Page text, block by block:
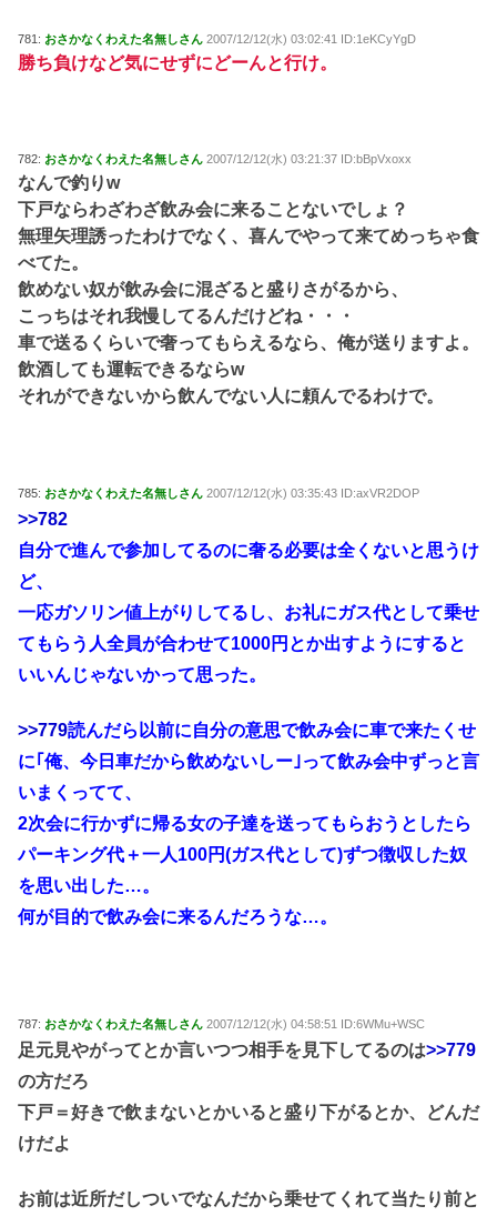
781: おさかなくわえた名無しさん 2007/12/12(水) 03:02:41 ID:1eKCyYgD
勝ち負けなど気にせずにどーんと行け。
782: おさかなくわえた名無しさん 2007/12/12(水) 03:21:37 ID:bBpVxoxx
なんで釣りw
下戸ならわざわざ飲み会に来ることないでしょ？
無理矢理誘ったわけでなく、喜んでやって来てめっちゃ食
べてた。
飲めない奴が飲み会に混ざると盛りさがるから、
こっちはそれ我慢してるんだけどね・・・
車で送るくらいで奢ってもらえるなら、俺が送りますよ。
飲酒しても運転できるならw
それができないから飲んでない人に頼んでるわけで。
785: おさかなくわえた名無しさん 2007/12/12(水) 03:35:43 ID:axVR2DOP
>>782
自分で進んで参加してるのに奢る必要は全くないと思うけ
ど、
一応ガソリン値上がりしてるし、お礼にガス代として乗せ
てもらう人全員が合わせて1000円とか出すようにすると
いいんじゃないかって思った。
>>779読んだら以前に自分の意思で飲み会に車で来たくせ
に｢俺、今日車だから飲めないしー｣って飲み会中ずっと言
いまくってて、
2次会に行かずに帰る女の子達を送ってもらおうとしたら
パーキング代＋一人100円(ガス代として)ずつ徴収した奴
を思い出した…。
何が目的で飲み会に来るんだろうな…。
787: おさかなくわえた名無しさん 2007/12/12(水) 04:58:51 ID:6WMu+WSC
足元見やがってとか言いつつ相手を見下してるのは>>779
の方だろ
下戸＝好きで飲まないとかいると盛り下がるとか、どんだ
けだよ
お前は近所だしついでなんだから乗せてくれて当たり前と